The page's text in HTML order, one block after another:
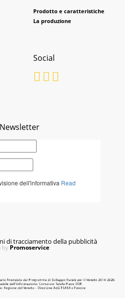
Prodotto e caratteristiche
La produzione
Social
di tracciamento della pubblicità
by Promoservice